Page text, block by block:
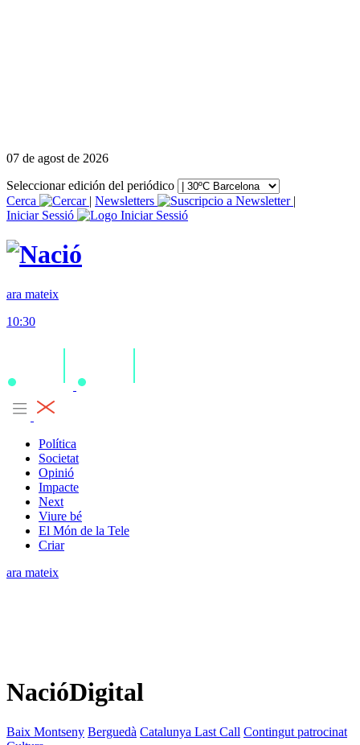
07 de agost de 2026
Seleccionar edición del periódico
Cerca
| Newsletters
|
Iniciar Sessió
ara mateix
10:30
Política
Societat
Opinió
Impacte
Next
Viure bé
El Món de la Tele
Criar
ara mateix
NacióDigital
Baix Montseny Berguedà Catalunya Last Call Contingut patrocinat